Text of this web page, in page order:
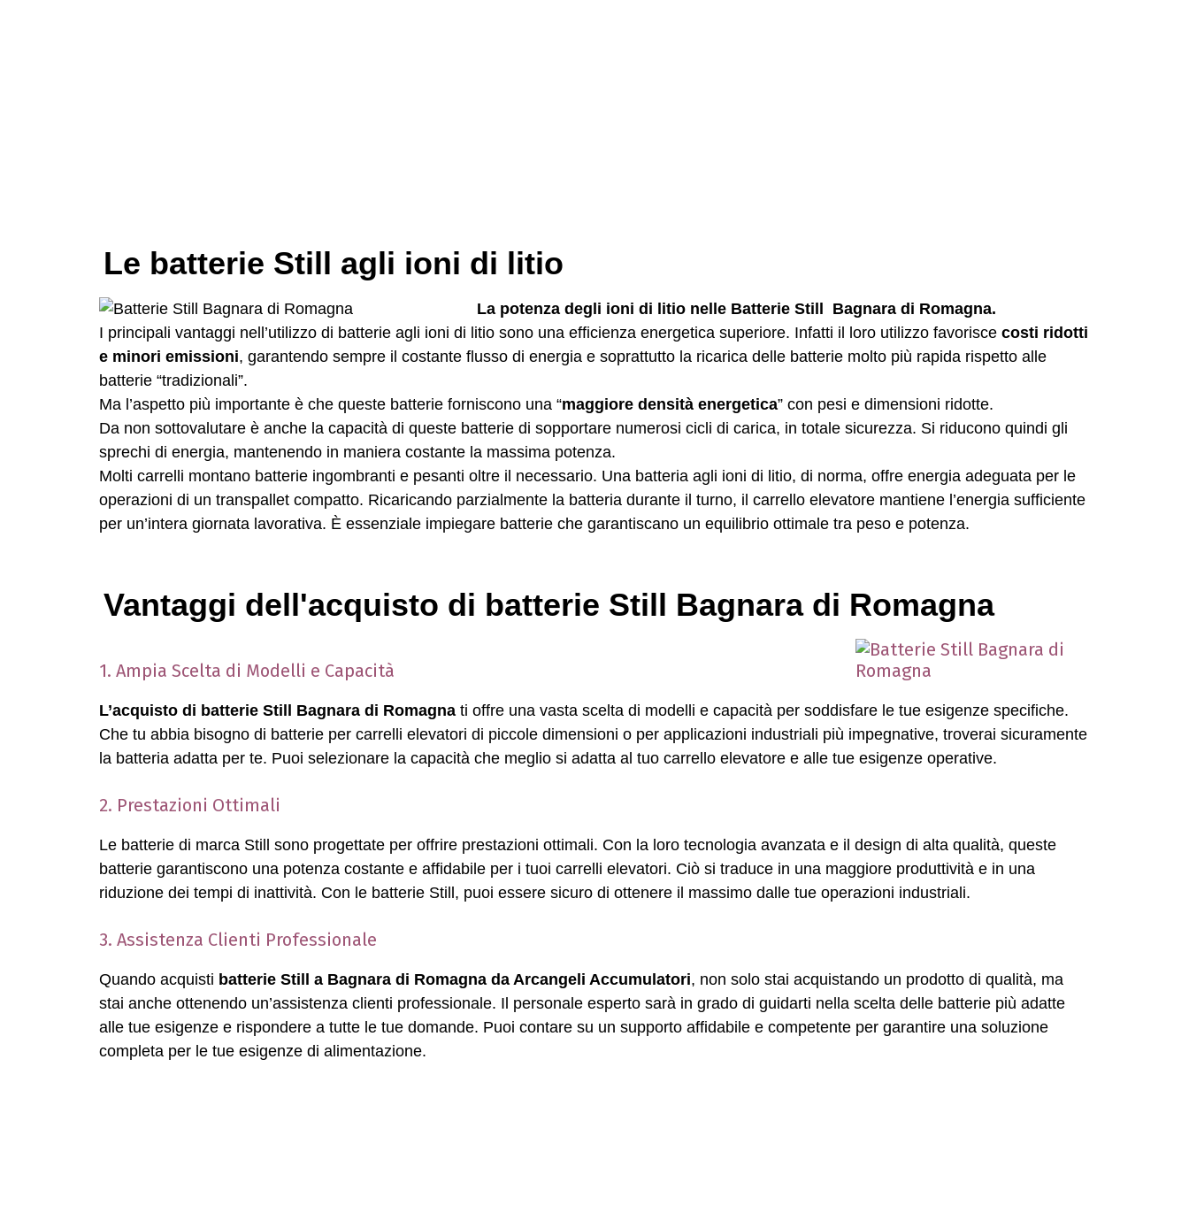
Le batterie Still agli ioni di litio
La potenza degli ioni di litio nelle Batterie Still Bagnara di Romagna.
I principali vantaggi nell’utilizzo di batterie agli ioni di litio sono una efficienza energetica superiore. Infatti il loro utilizzo favorisce costi ridotti
e minori emissioni, garantendo sempre il costante flusso di energia e soprattutto la ricarica delle batterie molto più rapida rispetto alle
batterie “tradizionali”.
Ma l’aspetto più importante è che queste batterie forniscono una “maggiore densità energetica” con pesi e dimensioni ridotte.
Da non sottovalutare è anche la capacità di queste batterie di sopportare numerosi cicli di carica, in totale sicurezza. Si riducono quindi gli
sprechi di energia, mantenendo in maniera costante la massima potenza.
Molti carrelli montano batterie ingombranti e pesanti oltre il necessario. Una batteria agli ioni di litio, di norma, offre energia adeguata per le
operazioni di un transpallet compatto. Ricaricando parzialmente la batteria durante il turno, il carrello elevatore mantiene l’energia sufficiente
per un’intera giornata lavorativa. È essenziale impiegare batterie che garantiscano un equilibrio ottimale tra peso e potenza.
Vantaggi dell'acquisto di batterie Still Bagnara di Romagna
1. Ampia Scelta di Modelli e Capacità
L’acquisto di batterie Still Bagnara di Romagna ti offre una vasta scelta di modelli e capacità per soddisfare le tue esigenze specifiche.
Che tu abbia bisogno di batterie per carrelli elevatori di piccole dimensioni o per applicazioni industriali più impegnative, troverai sicuramente
la batteria adatta per te. Puoi selezionare la capacità che meglio si adatta al tuo carrello elevatore e alle tue esigenze operative.
2. Prestazioni Ottimali
Le batterie di marca Still sono progettate per offrire prestazioni ottimali. Con la loro tecnologia avanzata e il design di alta qualità, queste
batterie garantiscono una potenza costante e affidabile per i tuoi carrelli elevatori. Ciò si traduce in una maggiore produttività e in una
riduzione dei tempi di inattività. Con le batterie Still, puoi essere sicuro di ottenere il massimo dalle tue operazioni industriali.
3. Assistenza Clienti Professionale
Quando acquisti batterie Still a Bagnara di Romagna da Arcangeli Accumulatori, non solo stai acquistando un prodotto di qualità, ma
stai anche ottenendo un’assistenza clienti professionale. Il personale esperto sarà in grado di guidarti nella scelta delle batterie più adatte
alle tue esigenze e rispondere a tutte le tue domande. Puoi contare su un supporto affidabile e competente per garantire una soluzione
completa per le tue esigenze di alimentazione.